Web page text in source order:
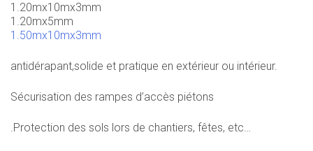
1.20mx10mx3mm
1.20mx5mm
1.50mx10mx3mm
antidérapant,solide et pratique en extérieur ou intérieur.
Sécurisation des rampes d’accès piétons
.Protection des sols lors de chantiers, fêtes, etc…